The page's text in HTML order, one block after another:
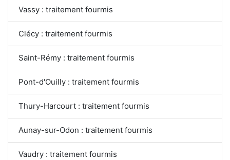
Vassy : traitement fourmis
Clécy : traitement fourmis
Saint-Rémy : traitement fourmis
Pont-d'Ouilly : traitement fourmis
Thury-Harcourt : traitement fourmis
Aunay-sur-Odon : traitement fourmis
Vaudry : traitement fourmis